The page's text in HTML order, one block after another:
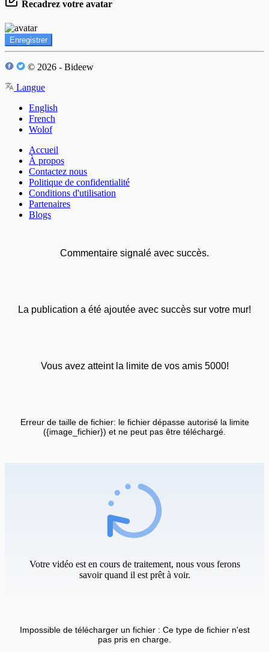
Recadrez votre avatar
Enregistrer
© 2026 - Bideew
Langue
English
French
Wolof
Accueil
À propos
Contactez nous
Politique de confidentialité
Conditions d'utilisation
Partenaires
Blogs
Commentaire signalé avec succès.
La publication a été ajoutée avec succès sur votre mur!
Vous avez atteint la limite de vos amis 5000!
Erreur de taille de fichier: le fichier dépasse autorisé la limite
({image_fichier}) et ne peut pas être téléchargé.
Votre vidéo est en cours de traitement, nous vous ferons
savoir quand il est prêt à voir.
Impossible de télécharger un fichier : Ce type de fichier n'est
pas pris en charge.